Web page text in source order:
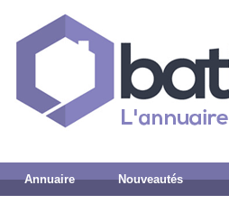
Annuaire Nouveautés